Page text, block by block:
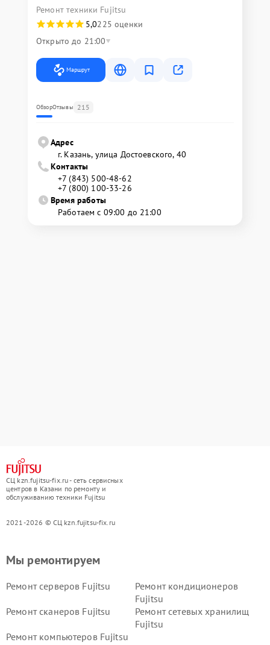
Ремонт техники Fujitsu
5,0225 оценки
Открыто до 21:00
Маршрут
ОбзорОтзывы 215
Адрес
г. Казань, улица Достоевского, 40
Контакты
+7 (843) 500-48-62
+7 (800) 100-33-26
Время работы
Работаем с 09:00 до 21:00
СЦ kzn.fujitsu-fix.ru - сеть сервисных
центров в Казани по ремонту и
обслуживанию техники Fujitsu
2021-2026 © СЦ kzn.fujitsu-fix.ru
Мы ремонтируем
Ремонт серверов Fujitsu
Ремонт кондиционеров
Fujitsu
Ремонт сканеров Fujitsu
Ремонт сетевых хранилищ
Fujitsu
Ремонт компьютеров Fujitsu